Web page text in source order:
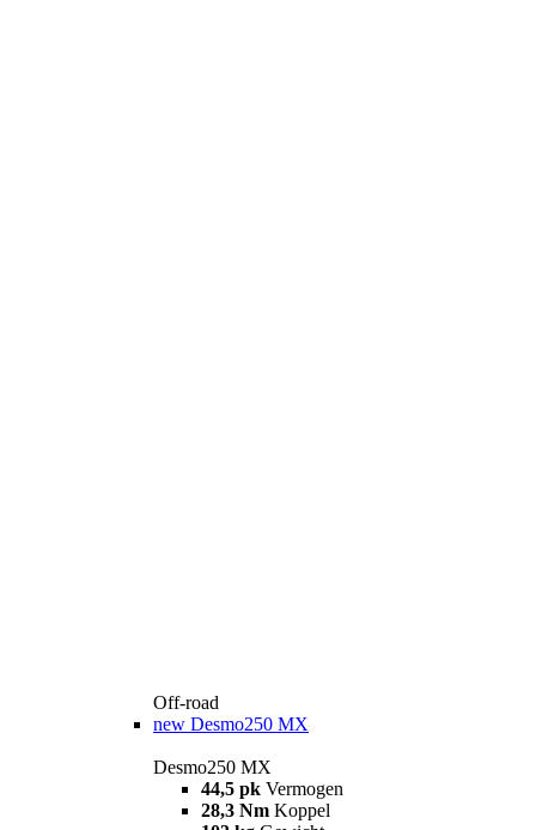
Off-road
new Desmo250 MX
Desmo250 MX
44,5 pk Vermogen
28,3 Nm Koppel